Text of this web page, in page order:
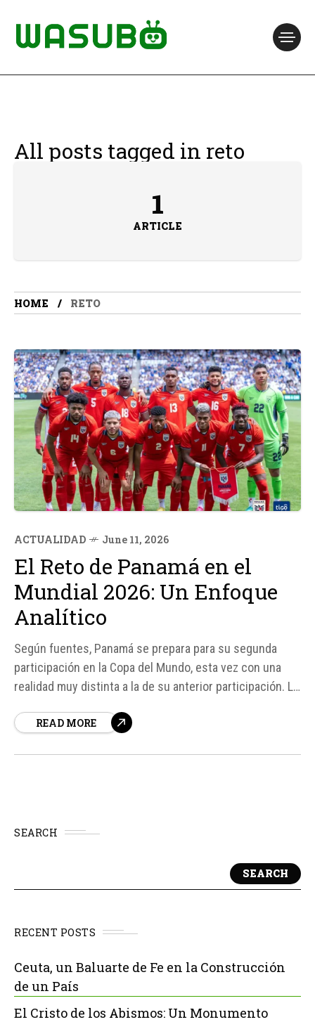
All posts tagged in reto
1
ARTICLE
HOME RETO
ACTUALIDAD June 11, 2026
El Reto de Panamá en el
Mundial 2026: Un Enfoque
Analítico
Según fuentes, Panamá se prepara para su segunda
participación en la Copa del Mundo, esta vez con una
realidad muy distinta a la de su anterior participación. La
Norteamérica después de varios años de crecimiento
READ MORE
SEARCH
SEARCH
RECENT POSTS
Ceuta, un Baluarte de Fe en la Construcción
de un País
El Cristo de los Abismos: Un Monumento